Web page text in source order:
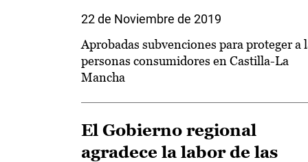
22 de Noviembre de 2019
Aprobadas subvenciones para proteger a
personas consumidores en Castilla-La
Mancha
El Gobierno regional
agradece la labor de las